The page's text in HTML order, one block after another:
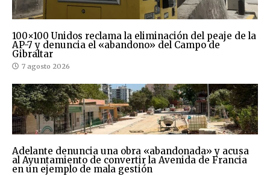
100×100 Unidos reclama la eliminación del peaje de la
AP-7 y denuncia el «abandono» del Campo de
Gibraltar
7 agosto 2026
Adelante denuncia una obra «abandonada» y acusa
al Ayuntamiento de convertir la Avenida de Francia
en un ejemplo de mala gestión